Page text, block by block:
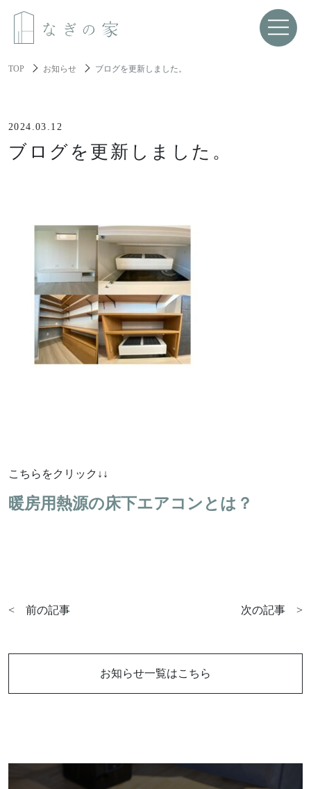
なぎの家について
Spec
レジリエンス住宅
About build a house
家づくりについて
家づくりの流れ
不動産情報
アフターサポート
Works
施工実績
Blog
ブログ
News
お知らせ
TOP お知らせ ブログを更新しました。
2024.03.12
ブログを更新しました。
こちらをクリック↓↓
暖房用熱源の床下エアコンとは？
< 前の記事
お知らせ一覧はこちら
次の記事 >